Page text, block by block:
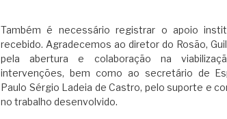
Também é necessário registrar o apoio
recebido. Agradecemos ao diretor do Rosão,
pela abertura e colaboração na
intervenções, bem como ao secretário de
Paulo Sérgio Ladeia de Castro, pelo suporte e
no trabalho desenvolvido.